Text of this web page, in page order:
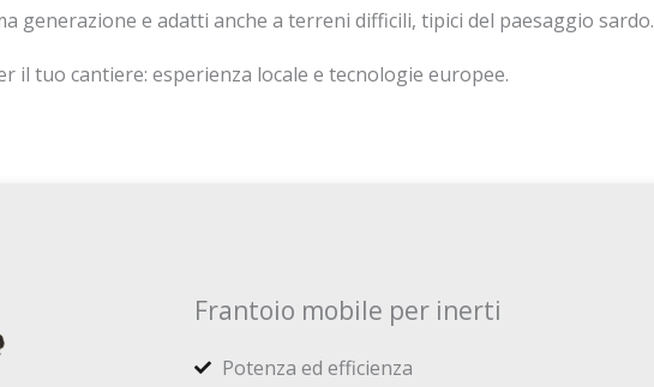
generazione e adatti anche a terreni difficili, tipici del paesaggio sardo.
il tuo cantiere: esperienza locale e tecnologie europee.
Frantoio mobile per inerti
Potenza ed efficienza